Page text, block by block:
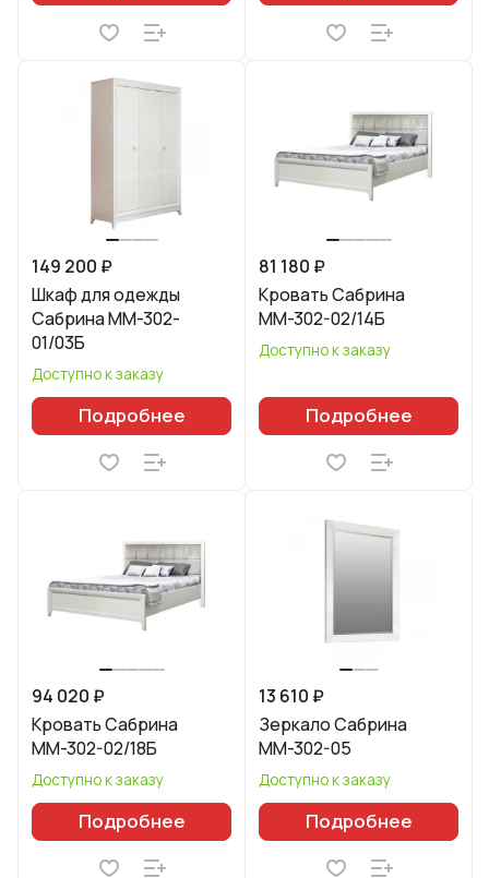
149 200 ₽
Шкаф для одежды
Сабрина ММ-302-
01/03Б
Доступно к заказу
Подробнее
81 180 ₽
Кровать Сабрина
ММ-302-02/14Б
Доступно к заказу
Подробнее
94 020 ₽
Кровать Сабрина
ММ-302-02/18Б
Доступно к заказу
Подробнее
13 610 ₽
Зеркало Сабрина
ММ-302-05
Доступно к заказу
Подробнее